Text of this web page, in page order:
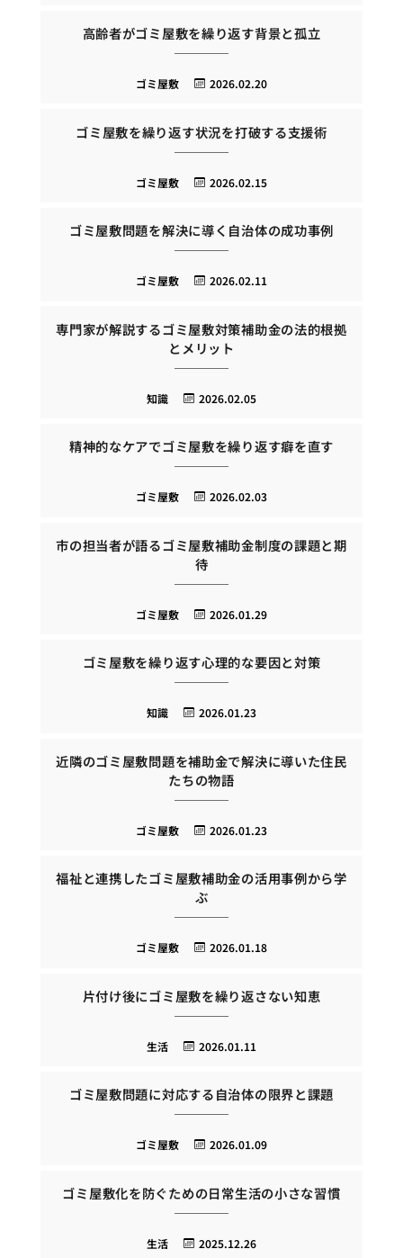
高齢者がゴミ屋敷を繰り返す背景と孤立
2026.02.20
ゴミ屋敷
ゴミ屋敷を繰り返す状況を打破する支援術
2026.02.15
ゴミ屋敷
ゴミ屋敷問題を解決に導く自治体の成功事例
2026.02.11
ゴミ屋敷
専門家が解説するゴミ屋敷対策補助金の法的根拠
とメリット
2026.02.05
知識
精神的なケアでゴミ屋敷を繰り返す癖を直す
2026.02.03
ゴミ屋敷
市の担当者が語るゴミ屋敷補助金制度の課題と期
待
2026.01.29
ゴミ屋敷
ゴミ屋敷を繰り返す心理的な要因と対策
2026.01.23
知識
近隣のゴミ屋敷問題を補助金で解決に導いた住民
たちの物語
2026.01.23
ゴミ屋敷
福祉と連携したゴミ屋敷補助金の活用事例から学
ぶ
2026.01.18
ゴミ屋敷
片付け後にゴミ屋敷を繰り返さない知恵
2026.01.11
生活
ゴミ屋敷問題に対応する自治体の限界と課題
2026.01.09
ゴミ屋敷
ゴミ屋敷化を防ぐための日常生活の小さな習慣
2025.12.26
生活